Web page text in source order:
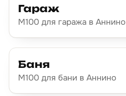
Гараж
М100 для гаража в Аннино
Баня
М100 для бани в Аннино